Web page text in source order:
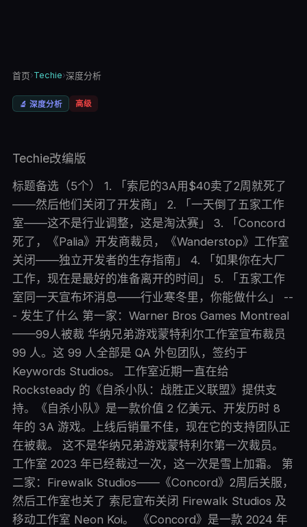
首页›Techie›深度分析
🔬 深度分析 高级
Techie改编版
标题备选（5个） 1. 「索尼的3A用$40卖了2周就死了
——然后他们关闭了开发商」 2. 「一天倒了五家工作
室——这不是行业调整，这是淘汰赛」 3. 「Concord
死了，《Palia》开发商裁员，《Wanderstop》工作室
关闭——独立开发者的生存指南」 4. 「如果你在大厂
工作，现在是最好的准备离开的时间」 5. 「五家工作
室同一天宣布坏消息——行业寒冬里，你能做什么」 --
- 发生了什么 第一家：Warner Bros Games Montreal
——99人被裁 华纳兄弟游戏蒙特利尔工作室宣布裁员
99 人。这 99 人全部是 QA 外包团队，签约于
Keywords Studios。 工作室近期一直在给
Rocksteady 的《自杀小队：战胜正义联盟》提供支
持。《自杀小队》是一款价值 2 亿美元、开发历时 8
年的 3A 游戏。上线后销量不佳，现在它的支持团队正
在被裁。 这不是华纳兄弟游戏蒙特利尔第一次裁员。
工作室 2023 年已经裁过一次，这一次是雪上加霜。 第
二家：Firewalk Studios——《Concord》2周后关服，
然后工作室也关了 索尼宣布关闭 Firewalk Studios 及
移动工作室 Neon Koi。 《Concord》是一款 2024 年